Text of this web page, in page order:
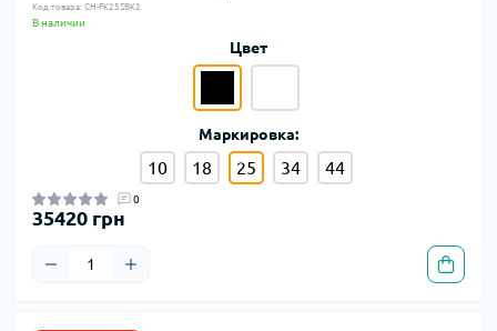
Код товара: CH-FK25SBK2
В наличии
Цвет
Маркировка:
10 18 25 34 44
0
35420 грн